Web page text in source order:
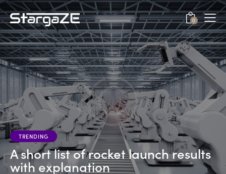
0
TRENDING
A short list of rocket launch results
with explanation